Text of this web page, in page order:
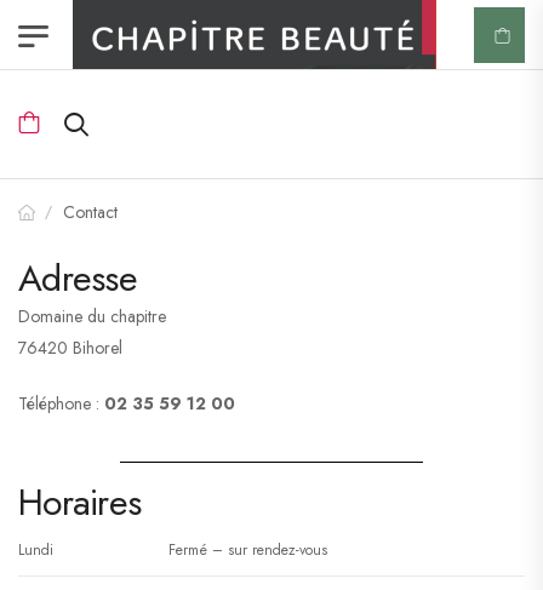
/ Contact
Adresse
Domaine du chapitre
76420 Bihorel
Téléphone : 02 35 59 12 00
Horaires
Lundi Fermé – sur rendez-vous